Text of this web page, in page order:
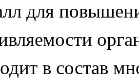
для
в состав